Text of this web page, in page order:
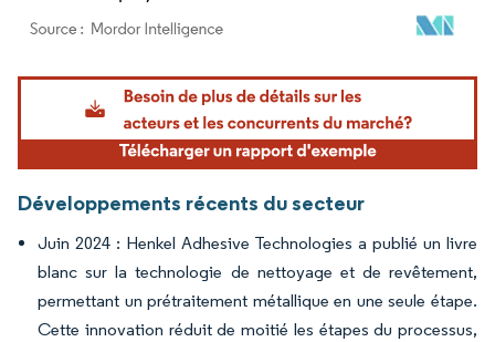
Image © Mordor Intelligence. La réutilisation nécessite une attribution sous CC BY
Développements récents du secteur
Juin 2024 : Henkel Adhesive Technologies a publié un livre
blanc sur la technologie de nettoyage et de revêtement,
permettant un prétraitement métallique en une seule étape.
Cette innovation réduit de moitié les étapes du processus,